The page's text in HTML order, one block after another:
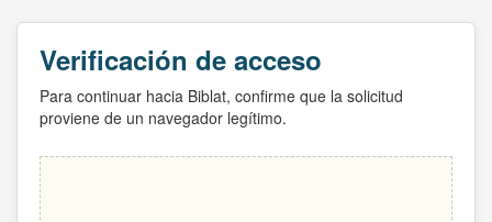
Verificación de acceso
Para continuar hacia Biblat, confirme que la solicitud
proviene de un navegador legítimo.